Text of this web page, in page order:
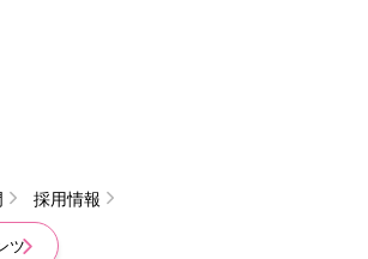
採用情報
ツ